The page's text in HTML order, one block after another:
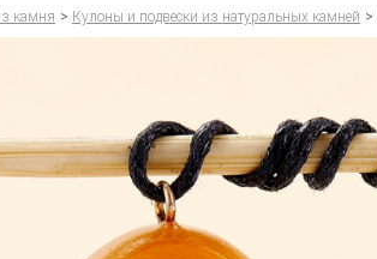
камня > Кулоны и подвески из натуральных камней >